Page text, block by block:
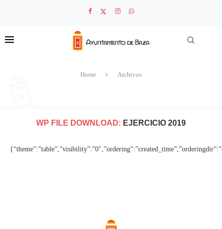
Home Archivos
WP FILE DOWNLOAD: EJERCICIO 2019